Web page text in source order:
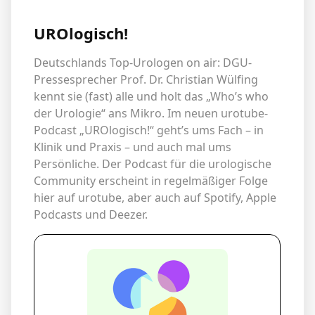
UROlogisch!
Deutschlands Top-Urologen on air: DGU-
Pressesprecher Prof. Dr. Christian Wülfing
kennt sie (fast) alle und holt das „Who’s who
der Urologie“ ans Mikro. Im neuen urotube-
Podcast „UROlogisch!“ geht’s ums Fach – in
Klinik und Praxis – und auch mal ums
Persönliche. Der Podcast für die urologische
Community erscheint in regelmäßiger Folge
hier auf urotube, aber auch auf Spotify, Apple
Podcasts und Deezer.